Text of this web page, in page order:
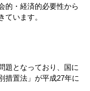
的・経済的必要性から
ています。
題となっており、国に
措置法」が平成27年に